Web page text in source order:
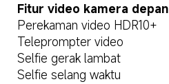
Fitur video kamera depan
Perekaman video HDR10+
Teleprompter video
Selfie gerak lambat
Selfie selang waktu